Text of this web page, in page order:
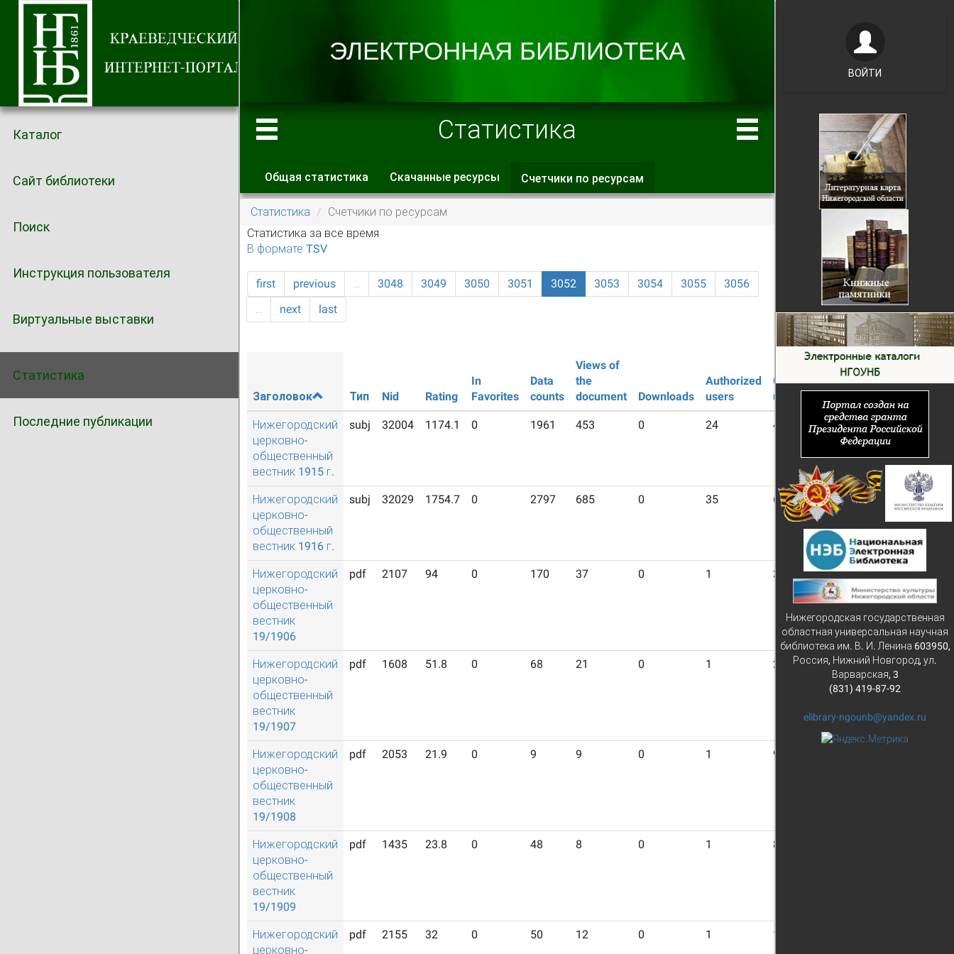
Каталог
Сайт библиотеки
Поиск
Инструкция пользователя
Виртуальные выставки
Статистика
Последние публикации
Статистика
Главные вкладки
Общая статистика Скачанные ресурсы Счетчики по ресурсам
вкладка)
Статистика
Счетчики по ресурсам
Статистика за все время
В формате TSV
first previous … 3048 3049 3050 3051 3052 3053 3054 3055
3056
…
next last
Заголовок Тип Nid Rating
In
Favorites
Data
counts
Views of
the
document
Downloads
Authorized
users
Guest
users
Нижегородский
церковно-
общественный
вестник 1915 г.
subj 32004 1174.1 0 1961 453 0 24 453
Нижегородский
церковно-
общественный
вестник 1916 г.
subj 32029 1754.7 0 2797 685 0 35 685
Нижегородский
церковно-
общественный
вестник
19/1906
pdf 2107 94 0 170 37 0 1 37
Нижегородский
церковно-
общественный
вестник
19/1907
pdf 1608 51.8 0 68 21 0 1 21
Нижегородский
церковно-
общественный
вестник
19/1908
pdf 2053 21.9 0 9 9 0 1 9
Нижегородский
церковно-
общественный
вестник
19/1909
pdf 1435 23.8 0 48 8 0 1 8
Нижегородский
церковно-
pdf 2155 32 0 50 12 0 1 12
ВОЙТИ
Нижегородская государственная
областная универсальная научная
библиотека им. В. И. Ленина 603950,
Россия, Нижний Новгород, ул.
Варварская, 3
(831) 419-87-92
elibrary-ngounb@yandex.ru